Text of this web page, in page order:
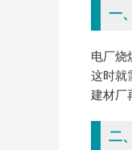
一
电厂烧
这时就
建材厂
二